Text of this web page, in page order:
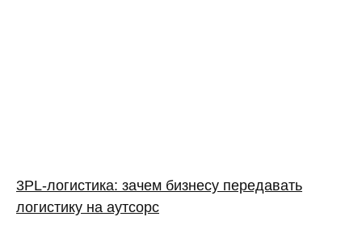
3PL‑логистика: зачем бизнесу передавать
логистику на аутсорс